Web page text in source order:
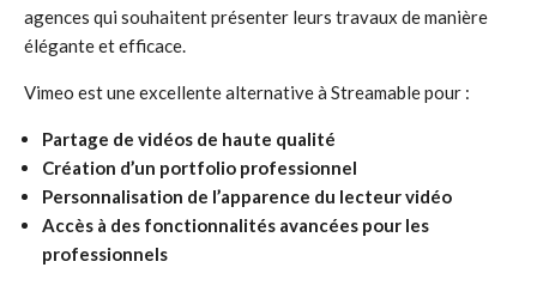
agences qui souhaitent présenter leurs travaux de manière
élégante et efficace.
Vimeo est une excellente alternative à Streamable pour :
Partage de vidéos de haute qualité
Création d’un portfolio professionnel
Personnalisation de l’apparence du lecteur vidéo
Accès à des fonctionnalités avancées pour les
professionnels